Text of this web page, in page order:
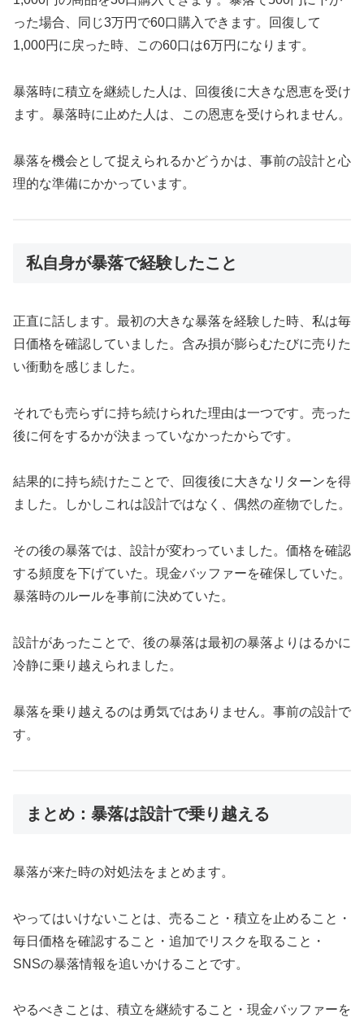
った場合、同じ3万円で60口購入できます。回復して
1,000円に戻った時、この60口は6万円になります。
暴落時に積立を継続した人は、回復後に大きな恩恵を受け
ます。暴落時に止めた人は、この恩恵を受けられません。
暴落を機会として捉えられるかどうかは、事前の設計と心
理的な準備にかかっています。
私自身が暴落で経験したこと
正直に話します。最初の大きな暴落を経験した時、私は毎
日価格を確認していました。含み損が膨らむたびに売りた
い衝動を感じました。
それでも売らずに持ち続けられた理由は一つです。売った
後に何をするかが決まっていなかったからです。
結果的に持ち続けたことで、回復後に大きなリターンを得
ました。しかしこれは設計ではなく、偶然の産物でした。
その後の暴落では、設計が変わっていました。価格を確認
する頻度を下げていた。現金バッファーを確保していた。
暴落時のルールを事前に決めていた。
設計があったことで、後の暴落は最初の暴落よりはるかに
冷静に乗り越えられました。
暴落を乗り越えるのは勇気ではありません。事前の設計で
す。
まとめ：暴落は設計で乗り越える
暴落が来た時の対処法をまとめます。
やってはいけないことは、売ること・積立を止めること・
毎日価格を確認すること・追加でリスクを取ること・
SNSの暴落情報を追いかけることです。
やるべきことは、積立を継続すること・現金バッファーを